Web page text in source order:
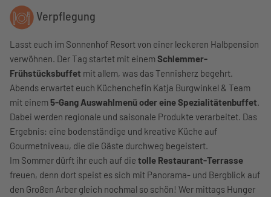
Verpflegung
Lasst euch im Sonnenhof Resort von einer leckeren Halbpension
verwöhnen. Der Tag startet mit einemSchlemmer-
Frühstücksbuffet mit allem, was das Tennisherz begehrt.
Abends erwartet euch Küchenchefin Katja Burgwinkel & Team
mit einem5-Gang Auswahlmenü oder eine Spezialitätenbuffet.
Dabei werden regionale und saisonale Produkte verarbeitet. Das
Ergebnis: eine bodenständige und kreative Küche auf
Gourmetniveau, die die Gäste durchweg begeistert.
Im Sommer dürft ihr euch auf die tolle Restaurant-Terrasse
freuen, denn dort speist es sich mit Panorama- und Bergblick auf
den Großen Arber gleich nochmal so schön! Wer mittags Hunger